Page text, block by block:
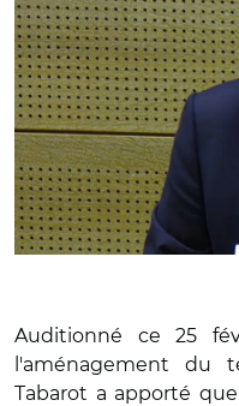
Auditionné ce 25
l'aménagement du
Tabarot a apporté